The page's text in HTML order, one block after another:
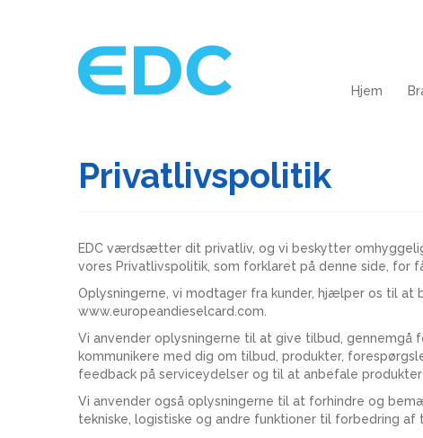
Hjem
Privatlivspolitik
EDC værdsætter dit privatliv, og vi beskytter
vores Privatlivspolitik, som forklaret på denne side, for
Oplysningerne, vi modtager fra kunder, hjælper os til
www.europeandieselcard.com.
Vi anvender oplysningerne til at give tilbud,
kommunikere med dig om tilbud, produkter,
feedback på serviceydelser og til at anbefale
Vi anvender også oplysningerne til at forhindre og
tekniske, logistiske og andre funktioner til forbedring af